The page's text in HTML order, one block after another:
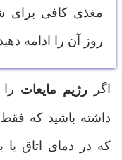
مغذی کافی برای
روز آن را ادامه
اگر رژیم مایعات
داشته باشید که
که در دمای اتاق یا